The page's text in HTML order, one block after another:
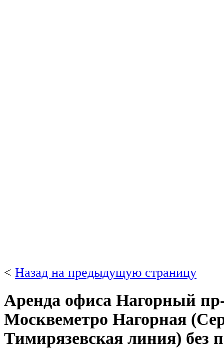
< Назад на предыдущую страницу
Аренда офиса Нагорный
Москвеметро Нагорная
Тимирязевская линия) без